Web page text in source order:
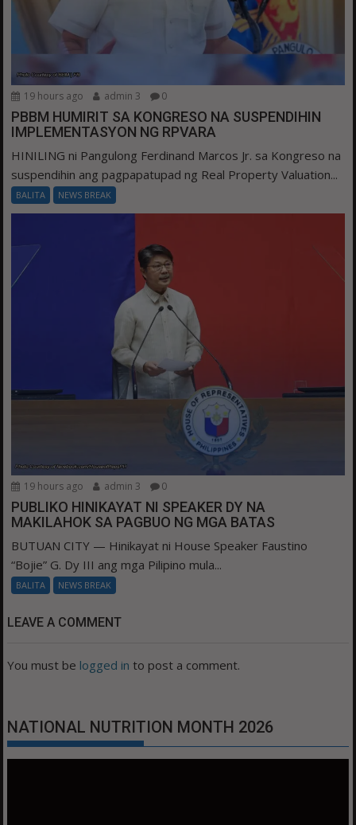
19 hours ago admin 3 0
PBBM HUMIRIT SA KONGRESO NA SUSPENDIHIN
IMPLEMENTASYON NG RPVARA
HINILING ni Pangulong Ferdinand Marcos Jr. sa Kongreso na
suspendihin ang pagpapatupad ng Real Property Valuation...
BALITA NEWS BREAK
19 hours ago admin 3 0
PUBLIKO HINIKAYAT NI SPEAKER DY NA
MAKILAHOK SA PAGBUO NG MGA BATAS
BUTUAN CITY — Hinikayat ni House Speaker Faustino
“Bojie” G. Dy III ang mga Pilipino mula...
BALITA NEWS BREAK
LEAVE A COMMENT
You must be logged in to post a comment.
NATIONAL NUTRITION MONTH 2026